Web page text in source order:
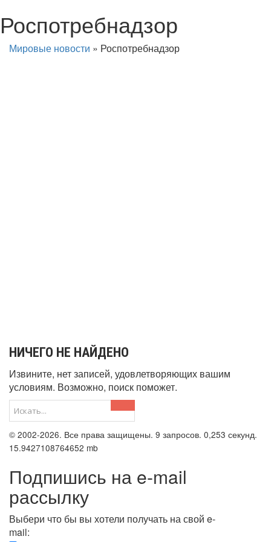
Роспотребнадзор
Мировые новости » Роспотребнадзор
НИЧЕГО НЕ НАЙДЕНО
Извините, нет записей, удовлетворяющих вашим
условиям. Возможно, поиск поможет.
© 2002-2026. Все права защищены. 9 запросов. 0,253 секунд.
15.9427108764652 mb
Подпишись на e-mail
рассылку
Выбери что бы вы хотели получать на свой e-
mail: